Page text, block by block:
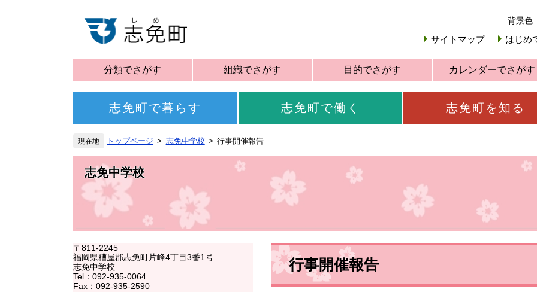
背景色
サイトマップ はじめ
分類でさがす 組織でさがす 目的でさがす カレンダーでさがす
志免町で暮らす 志免町で働く 志免町を知る
トップページ 志免中学校 行事開催報告
志免中学校
〒811-2245
福岡県糟屋郡志免町片峰4丁目3番1号
志免中学校
Tel：092-935-0064
Fax：092-935-2590
行事開催報告